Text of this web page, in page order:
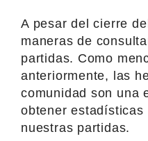
A pesar del cierre
maneras de
partidas. Como
anteriormente, las
comunidad son una
obtener
nuestras partidas.